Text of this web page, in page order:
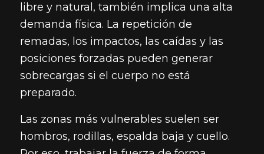
libre y natural, también implica una alta
demanda física. La repetición de
remadas, los impactos, las caídas y las
posiciones forzadas pueden generar
sobrecargas si el cuerpo no está
preparado.
Las zonas más vulnerables suelen ser
hombros, rodillas, espalda baja y cuello.